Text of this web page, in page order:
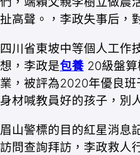
扯高聲。，李政失事后，
四川省東坡中等個人工作
想，李政是包養 20級盤
業，被評為2020年優良
身材喊教員好的孩子，別
眉山警標的目的紅星消息
訪問查詢拜訪，李政救人